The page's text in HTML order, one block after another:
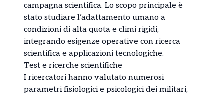
campagna scientifica. Lo scopo principale è
stato studiare l’adattamento umano a
condizioni di alta quota e climi rigidi,
integrando esigenze operative con ricerca
scientifica e applicazioni tecnologiche.
Test e ricerche scientifiche
I ricercatori hanno valutato numerosi
parametri fisiologici e psicologici dei militari,